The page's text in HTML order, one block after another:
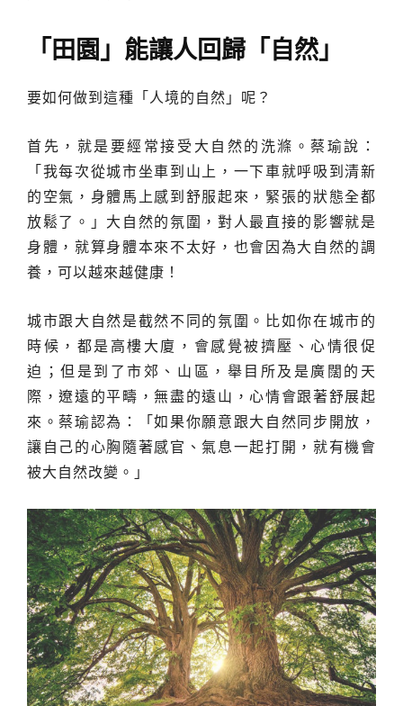
「田園」能讓人回歸「自然」
要如何做到這種「人境的自然」呢？
首先，就是要經常接受大自然的洗滌。蔡瑜說：
「我每次從城市坐車到山上，一下車就呼吸到清新
的空氣，身體馬上感到舒服起來，緊張的狀態全都
放鬆了。」大自然的氛圍，對人最直接的影響就是
身體，就算身體本來不太好，也會因為大自然的調
養，可以越來越健康！
城市跟大自然是截然不同的氛圍。比如你在城市的
時候，都是高樓大廈，會感覺被擠壓、心情很促
迫；但是到了市郊、山區，舉目所及是廣闊的天
際，遼遠的平疇，無盡的遠山，心情會跟著舒展起
來。蔡瑜認為：「如果你願意跟大自然同步開放，
讓自己的心胸隨著感官、氣息一起打開，就有機會
被大自然改變。」